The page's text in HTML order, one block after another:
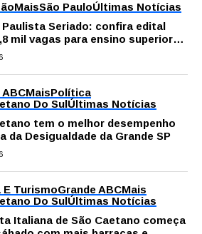
MaisSão PauloÚltimas Notícias
Paulista Seriado: confira edital
mil vagas para ensino superior
ABCMaisPolítica
Do SulÚltimas Notícias
tem o melhor desempenho
da Desigualdade da Grande SP
E TurismoGrande ABCMais
Do SulÚltimas Notícias
Italiana de São Caetano começa